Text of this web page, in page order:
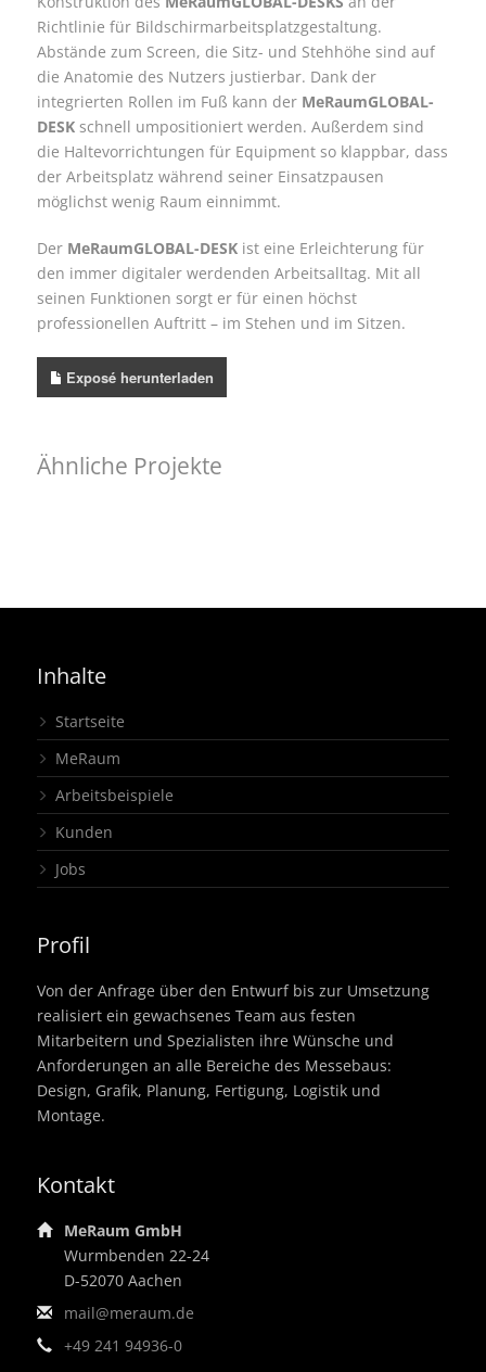
Richtlinie für Bildschirmarbeitsplatzgestaltung.
Abstände zum Screen, die Sitz- und Stehhöhe sind auf
die Anatomie des Nutzers justierbar. Dank der
integrierten Rollen im Fuß kann der MeRaumGLOBAL-
DESK schnell umpositioniert werden. Außerdem sind
die Haltevorrichtungen für Equipment so klappbar, dass
der Arbeitsplatz während seiner Einsatzpausen
möglichst wenig Raum einnimmt.
Der MeRaumGLOBAL-DESK ist eine Erleichterung für
den immer digitaler werdenden Arbeitsalltag. Mit all
seinen Funktionen sorgt er für einen höchst
professionellen Auftritt – im Stehen und im Sitzen.
Exposé herunterladen
Ähnliche Projekte
Visuelles "Willkommen" und architektonischer Auftakt –
Inhalte
Startseite
MeRaum
Arbeitsbeispiele
Kunden
Jobs
Profil
Von der Anfrage über den Entwurf bis zur Umsetzung
realisiert ein gewachsenes Team aus festen
Mitarbeitern und Spezialisten ihre Wünsche und
Anforderungen an alle Bereiche des Messebaus:
Design, Grafik, Planung, Fertigung, Logistik und
Montage.
Kontakt
MeRaum GmbH
Wurmbenden 22-24
D-52070 Aachen
mail@meraum.de
+49 241 94936-0